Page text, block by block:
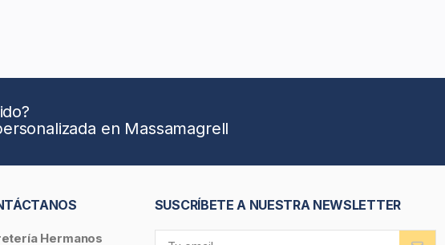
en Massamagrell
Hermanos
SUSCRÍBETE A NUESTRA NEWSLETTER